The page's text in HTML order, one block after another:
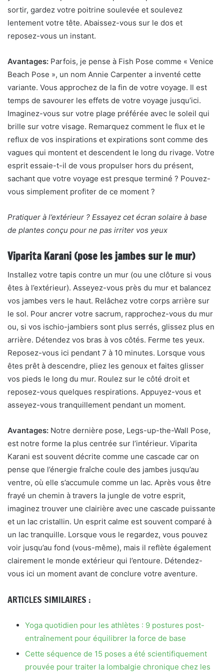
sortir, gardez votre poitrine soulevée et soulevez
lentement votre tête. Abaissez-vous sur le dos et
reposez-vous un instant.
Avantages: Parfois, je pense à Fish Pose comme « Venice
Beach Pose », un nom Annie Carpenter a inventé cette
variante. Vous approchez de la fin de votre voyage. Il est
temps de savourer les effets de votre voyage jusqu’ici.
Imaginez-vous sur votre plage préférée avec le soleil qui
brille sur votre visage. Remarquez comment le flux et le
reflux de vos inspirations et expirations sont comme des
vagues qui montent et descendent le long du rivage. Votre
esprit essaie-t-il de vous propulser hors du présent,
sachant que votre voyage est presque terminé ? Pouvez-
vous simplement profiter de ce moment ?
Pratiquer à l’extérieur ? Essayez cet écran solaire à base
de plantes conçu pour ne pas irriter vos yeux
Viparita Karani (pose les jambes sur le mur)
Installez votre tapis contre un mur (ou une clôture si vous
êtes à l’extérieur). Asseyez-vous près du mur et balancez
vos jambes vers le haut. Relâchez votre corps arrière sur
le sol. Pour ancrer votre sacrum, rapprochez-vous du mur
ou, si vos ischio-jambiers sont plus serrés, glissez plus en
arrière. Détendez vos bras à vos côtés. Ferme tes yeux.
Reposez-vous ici pendant 7 à 10 minutes. Lorsque vous
êtes prêt à descendre, pliez les genoux et faites glisser
vos pieds le long du mur. Roulez sur le côté droit et
reposez-vous quelques respirations. Appuyez-vous et
asseyez-vous tranquillement pendant un moment.
Avantages: Notre dernière pose, Legs-up-the-Wall Pose,
est notre forme la plus centrée sur l’intérieur. Viparita
Karani est souvent décrite comme une cascade car on
pense que l’énergie fraîche coule des jambes jusqu’au
ventre, où elle s’accumule comme un lac. Après vous être
frayé un chemin à travers la jungle de votre esprit,
imaginez trouver une clairière avec une cascade puissante
et un lac cristallin. Un esprit calme est souvent comparé à
un lac tranquille. Lorsque vous le regardez, vous pouvez
voir jusqu’au fond (vous-même), mais il reflète également
clairement le monde extérieur qui l’entoure. Détendez-
vous ici un moment avant de conclure votre aventure.
ARTICLES SIMILAIRES :
Yoga quotidien pour les athlètes : 9 postures post-
entraînement pour équilibrer la force de base
Cette séquence de 15 poses a été scientifiquement
prouvée pour traiter la lombalgie chronique chez les